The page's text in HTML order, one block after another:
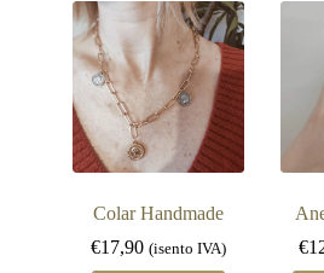
variants.
The
options
may
be
chosen
on
the
page
Colar Handmade
€17,90 (isento IVA)
€